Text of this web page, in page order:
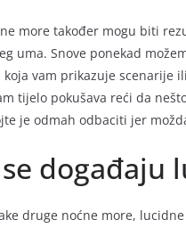
more također mogu biti
uma. Snove ponekad
vam prikazuje scenarije
tijelo pokušava reći da
je odmah odbaciti jer
događaju
druge noćne more,